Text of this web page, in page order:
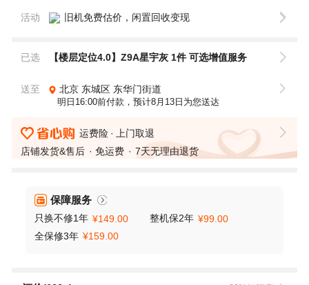
活动 旧机免费估价，闲置回收变现
已选 【楼层定位4.0】Z9A星宇灰 1件可选增值服务
送至 北京 东城区 东华门街道
明日16:00前付款，预计8月13日为您送达
运费险
上门取退
店铺发货&售后
免运费 7天无理由退货
保障服务
只换不修1年 ¥149.00 整机保2年 ¥99.00
全保修3年 ¥159.00